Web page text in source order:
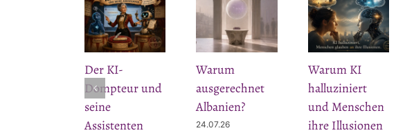
Der KI-
Dompteur und
seine
Assistenten
Warum
ausgerechnet
Albanien?
24.07.26
Warum KI
halluziniert
und Menschen
ihre Illusionen